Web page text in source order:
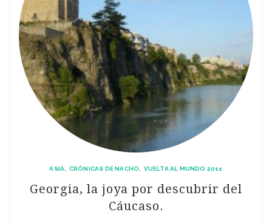
ASIA CRÓNICAS DE NACHO VUELTA AL MUNDO 2011
Georgia, la joya por descubrir del
Cáucaso.